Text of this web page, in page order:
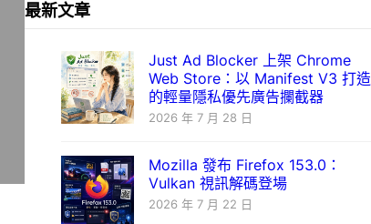
最新文章
Just Ad Blocker 上架 Chrome
Web Store：以 Manifest V3 打造
的輕量隱私優先廣告攔截器
2026 年 7 月 28 日
Mozilla 發布 Firefox 153.0：
Vulkan 視訊解碼登場
2026 年 7 月 22 日